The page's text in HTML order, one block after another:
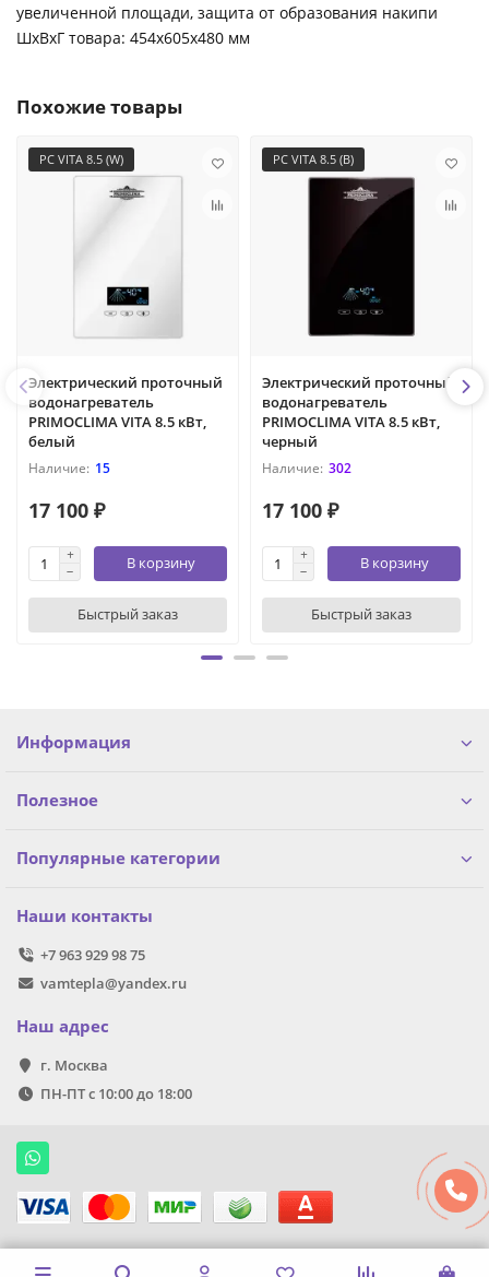
увеличенной площади, защита от образования накипи
ШxВxГ товара: 454x605x480 мм
Похожие товары
PC VITA 8.5 (W)
Электрический проточный
водонагреватель
PRIMOCLIMA VITA 8.5 кВт,
белый
15
17 100 ₽
В корзину
Быстрый заказ
PC VITA 8.5 (B)
Электрический проточный
водонагреватель
PRIMOCLIMA VITA 8.5 кВт,
черный
302
17 100 ₽
В корзину
Быстрый заказ
Информация
Полезное
Популярные категории
Наши контакты
+7 963 929 98 75
vamtepla@yandex.ru
Наш адрес
г. Москва
ПН-ПТ с 10:00 до 18:00